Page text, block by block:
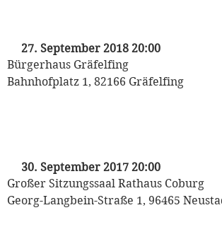
30. September 2017 20:00
Großer Sitzungssaal Rathaus Coburg
Georg-Langbein-Straße 1, 96465
27. September 2018 20:00
Bürgerhaus Gräfelfing
Bahnhofplatz 1, 82166 Gräfelfing